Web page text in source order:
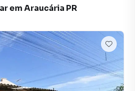
em Araucária PR